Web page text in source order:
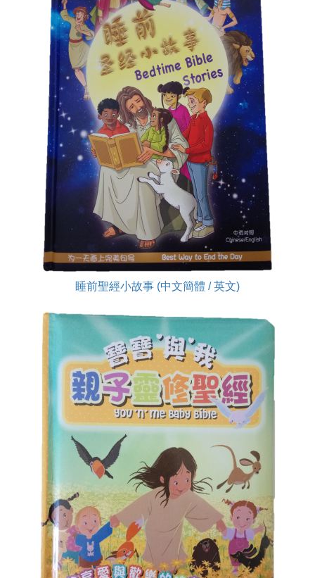
睡前聖經小故事 (中文簡體 / 英文)